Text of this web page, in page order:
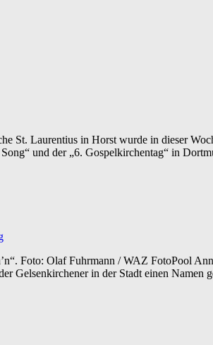
St. Laurentius in Horst wurde in dieser
und der „6. Gospelkirchentag“ in
Foto: Olaf Fuhrmann / WAZ FotoPool
Gelsenkirchener in der Stadt einen